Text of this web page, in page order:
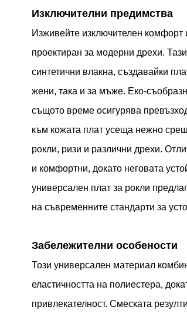
Изключителни предимства
Изживейте изключителен
проектиран за модерни дрехи.
синтетични влакна, създавайки
жени, така и за мъже. Еко-
същото време осигурява
към кожата плат усеща нежно
рокли, ризи и различни дрехи.
и комфортни, докато неговата
универсален плат за рокли
на съвременните стандарти за
Забележителни особености
Този универсален материал
еластичността на полиестера,
привлекателност. Смеската